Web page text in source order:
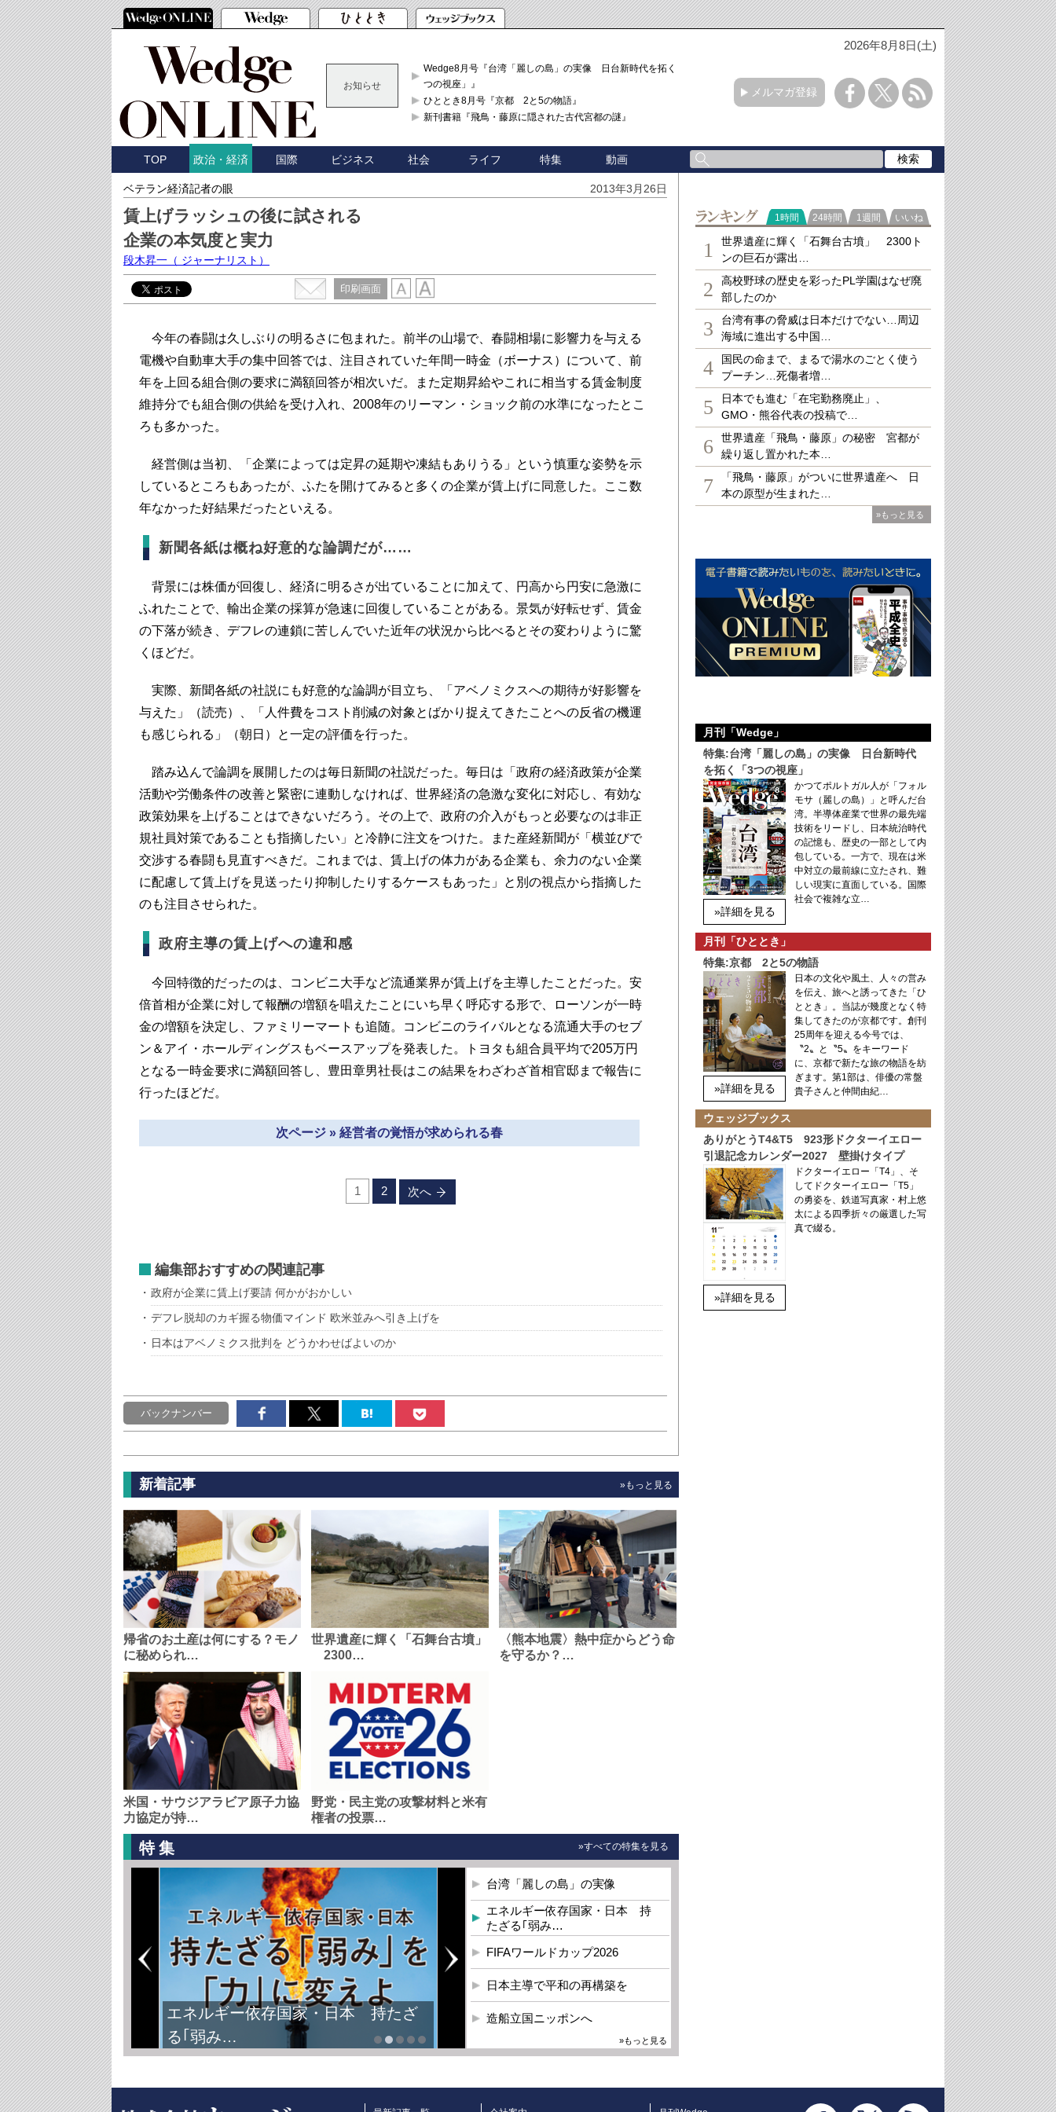
2026年8月8日(土)
お知らせ
Wedge8月号『台湾「麗しの島」の実像 日台新時代を拓く「3
つの視座」』
ひととき8月号『京都 2と5の物語』
新刊書籍『飛鳥・藤原に隠された古代宮都の謎』
メルマガ登録
TOP 政治・経済 国際 ビジネス 社会 ライフ 特集 動画
ベテラン経済記者の眼 2013年3月26日
賃上げラッシュの後に試される
企業の本気度と実力
段木昇一 （ ジャーナリスト）
印刷画面
今年の春闘は久しぶりの明るさに包まれた。前半の山場で、春闘相場に影響力を与える
電機や自動車大手の集中回答では、注目されていた年間一時金（ボーナス）について、前
年を上回る組合側の要求に満額回答が相次いだ。また定期昇給やこれに相当する賃金制度
維持分でも組合側の供給を受け入れ、2008年のリーマン・ショック前の水準になったとこ
ろも多かった。
経営側は当初、「企業によっては定昇の延期や凍結もありうる」という慎重な姿勢を示
しているところもあったが、ふたを開けてみると多くの企業が賃上げに同意した。ここ数
年なかった好結果だったといえる。
新聞各紙は概ね好意的な論調だが……
背景には株価が回復し、経済に明るさが出ていることに加えて、円高から円安に急激に
ふれたことで、輸出企業の採算が急速に回復していることがある。景気が好転せず、賃金
の下落が続き、デフレの連鎖に苦しんでいた近年の状況から比べるとその変わりように驚
くほどだ。
実際、新聞各紙の社説にも好意的な論調が目立ち、「アベノミクスへの期待が好影響を
与えた」（読売）、「人件費をコスト削減の対象とばかり捉えてきたことへの反省の機運
も感じられる」（朝日）と一定の評価を行った。
踏み込んで論調を展開したのは毎日新聞の社説だった。毎日は「政府の経済政策が企業
活動や労働条件の改善と緊密に連動しなければ、世界経済の急激な変化に対応し、有効な
政策効果を上げることはできないだろう。その上で、政府の介入がもっと必要なのは非正
規社員対策であることも指摘したい」と冷静に注文をつけた。また産経新聞が「横並びで
交渉する春闘も見直すべきだ。これまでは、賃上げの体力がある企業も、余力のない企業
に配慮して賃上げを見送ったり抑制したりするケースもあった」と別の視点から指摘した
のも注目させられた。
政府主導の賃上げへの違和感
今回特徴的だったのは、コンビニ大手など流通業界が賃上げを主導したことだった。安
倍首相が企業に対して報酬の増額を唱えたことにいち早く呼応する形で、ローソンが一時
金の増額を決定し、ファミリーマートも追随。コンビニのライバルとなる流通大手のセブ
ン＆アイ・ホールディングスもベースアップを発表した。トヨタも組合員平均で205万円
となる一時金要求に満額回答し、豊田章男社長はこの結果をわざわざ首相官邸まで報告に
行ったほどだ。
次ページ » 経営者の覚悟が求められる春
1 2 次へ
編集部おすすめの関連記事
政府が企業に賃上げ要請 何かがおかしい
デフレ脱却のカギ握る物価マインド 欧米並みへ引き上げを
日本はアベノミクス批判を どうかわせばよいのか
バックナンバー
新着記事 »もっと見る
帰省のお土産は何にする？モノ
に秘められ…
世界遺産に輝く「石舞台古墳」
2300…
〈熊本地震〉熱中症からどう命
を守るか？…
米国・サウジアラビア原子力協
力協定が持…
野党・民主党の攻撃材料と米有
権者の投票…
特集 »すべての特集を見る
エネルギー依存国家・日本 持たざ
る｢弱み…
台湾「麗しの島」の実像
エネルギー依存国家・日本 持
たざる｢弱み…
FIFAワールドカップ2026
日本主導で平和の再構築を
造船立国ニッポンへ
»もっと見る
ランキング
1時間 24時間 1週間 いいね
1
世界遺産に輝く「石舞台古墳」 2300ト
ンの巨石が露出…
2
高校野球の歴史を彩ったPL学園はなぜ廃
部したのか
3
台湾有事の脅威は日本だけでない…周辺
海域に進出する中国…
4
国民の命まで、まるで湯水のごとく使う
プーチン…死傷者増…
5
日本でも進む「在宅勤務廃止」、
GMO・熊谷代表の投稿で…
6
世界遺産「飛鳥・藤原」の秘密 宮都が
繰り返し置かれた本…
7
「飛鳥・藤原」がついに世界遺産へ 日
本の原型が生まれた…
»もっと見る
月刊「Wedge」
特集:台湾「麗しの島」の実像 日台新時代
を拓く「3つの視座」
»詳細を見る
かつてポルトガル人が「フォル
モサ（麗しの島）」と呼んだ台
湾。半導体産業で世界の最先端
技術をリードし、日本統治時代
の記憶も、歴史の一部として内
包している。一方で、現在は米
中対立の最前線に立たされ、難
しい現実に直面している。国際
社会で複雑な立…
月刊「ひととき」
特集:京都 2と5の物語
»詳細を見る
日本の文化や風土、人々の営み
を伝え、旅へと誘ってきた「ひ
ととき」。当誌が幾度となく特
集してきたのが京都です。創刊
25周年を迎える今号では、
〝2〟と〝5〟をキーワード
に、京都で新たな旅の物語を紡
ぎます。第1部は、俳優の常盤
貴子さんと仲間由紀…
ウェッジブックス
ありがとうT4&T5 923形ドクターイエロー
引退記念カレンダー2027 壁掛けタイプ
»詳細を見る
ドクターイエロー「T4」、そ
してドクターイエロー「T5」
の勇姿を、鉄道写真家・村上悠
太による四季折々の厳選した写
真で綴る。